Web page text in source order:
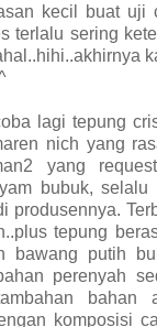
kecil buat uji
terlalu sering
lagi tepung
nich yang
yang
bubuk, selalu
produsennya.
tepung
bawang putih
perenyah
bahan
komposisi